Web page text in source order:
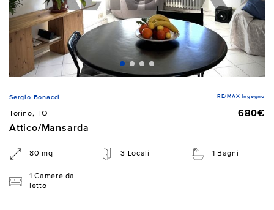
Sergio Bonacci RE/MAX Ingegno
Torino, TO
680€
Attico/Mansarda
80 mq 3 Locali 1 Bagni
1 Camere da
letto